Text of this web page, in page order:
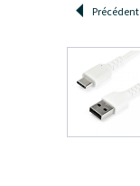
Précédent